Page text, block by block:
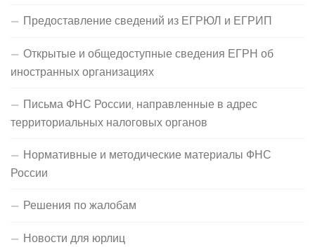
Предоставление сведений из ЕГРЮЛ и ЕГРИП
Открытые и общедоступные сведения ЕГРН об
иностранных организациях
Письма ФНС России, направленные в адрес
территориальных налоговых органов
Нормативные и методические материалы ФНС
России
Решения по жалобам
Новости для юрлиц